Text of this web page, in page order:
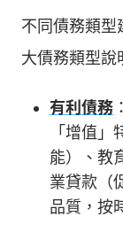
不同債務類型
大債務類型說
有利債務
「增值
能）、教
業貸款（
品質，按